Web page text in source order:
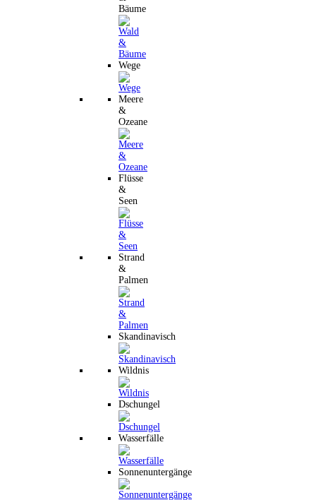
Bäume
Wege
Meere
&
Ozeane
Flüsse
&
Seen
Strand
&
Palmen
Skandinavisch
Wildnis
Dschungel
Wasserfälle
Sonnenuntergänge